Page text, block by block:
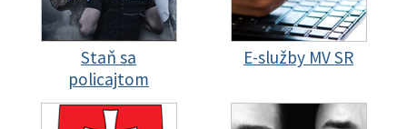
Staň sa
policajtom
E-služby MV SR